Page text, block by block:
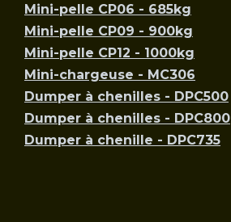
Mini-pelle CP06 - 685kg
Mini-pelle CP09 - 900kg
Mini-pelle CP12 - 1000kg
Mini-chargeuse - MC306
Dumper à chenilles - DPC500
Dumper à chenilles - DPC800
Dumper à chenille - DPC735